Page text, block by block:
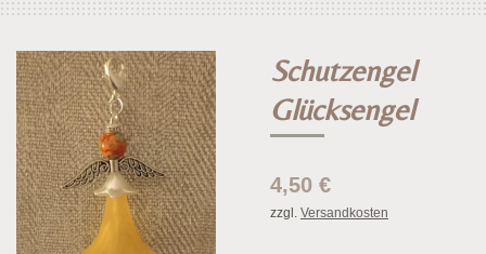
Schutzengel
Glücksengel
4,50 €
zzgl. Versandkosten